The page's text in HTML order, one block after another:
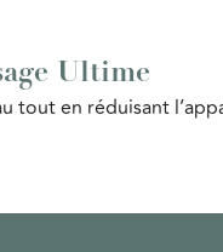
Ultime
tout en réduisant